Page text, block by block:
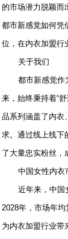
的市场潜力脱颖而
都市新感觉如何凭
位，在内衣加盟行
关于我们
都市新感觉作
来，始终秉持着“
品系列涵盖了内衣
求。通过线上线下
了大量忠实粉丝，
中国女性内衣
近年来，中国
2028年，市场年
为内衣加盟行业带